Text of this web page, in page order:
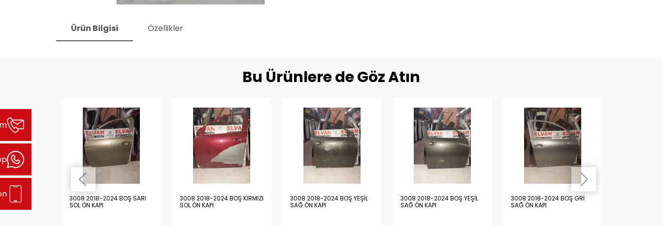
Ürün Bilgisi Özellikler
Bu Ürünlere de Göz Atın
BOŞ GRİ
3008 2018-2024 BOŞ SARI
SOL ÖN KAPI
3008 2018-2024 BOŞ KIRMIZI
SOL ÖN KAPI
3008 2018-2024 BOŞ YEŞİL
SAĞ ÖN KAPI
3008 2018-2024 BOŞ YEŞİL
SAĞ ÖN KAPI
3008 2018-2024 BOŞ GRİ
SAĞ ÖN KAPI